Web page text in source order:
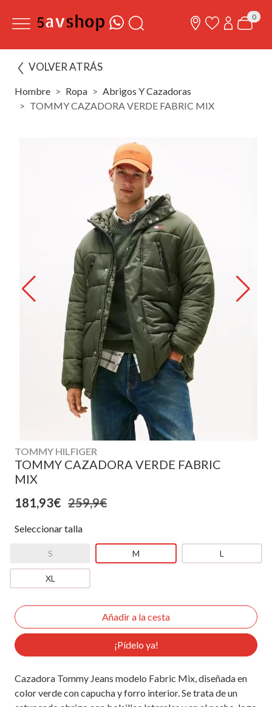
0
VOLVER ATRÁS
Hombre Ropa
Abrigos Y Cazadoras
TOMMY CAZADORA VERDE FABRIC MIX
TOMMY HILFIGER
TOMMY CAZADORA VERDE FABRIC
MIX
181,93€ 259,9€
Seleccionar talla
S M L
XL
¡Pídelo ya!
Cazadora Tommy Jeans modelo Fabric Mix, diseñada en
color verde con capucha y forro interior. Se trata de un